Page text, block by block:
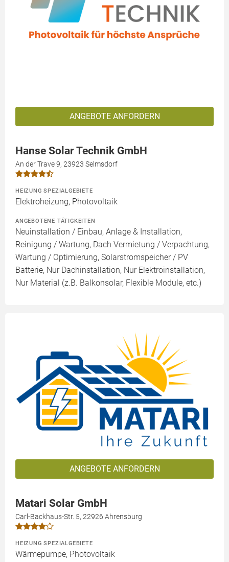
ANGEBOTE ANFORDERN
Hanse Solar Technik GmbH
An der Trave 9, 23923 Selmsdorf
HEIZUNG SPEZIALGEBIETE
Elektroheizung, Photovoltaik
ANGEBOTENE TÄTIGKEITEN
Neuinstallation / Einbau, Anlage & Installation,
Reinigung / Wartung, Dach Vermietung / Verpachtung,
Wartung / Optimierung, Solarstromspeicher / PV
Batterie, Nur Dachinstallation, Nur Elektroinstallation,
Nur Material (z.B. Balkonsolar, Flexible Module, etc.)
ANGEBOTE ANFORDERN
Matari Solar GmbH
Carl-Backhaus-Str. 5, 22926 Ahrensburg
HEIZUNG SPEZIALGEBIETE
Wärmepumpe, Photovoltaik